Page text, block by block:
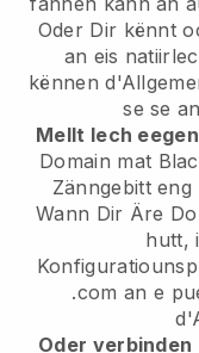
Oder Dir kënnt
an eis
kënnen
se se
Mellt Iech
Domain mat
Zänngebitt
Wann Dir Äre
hutt,
.com an e
Oder